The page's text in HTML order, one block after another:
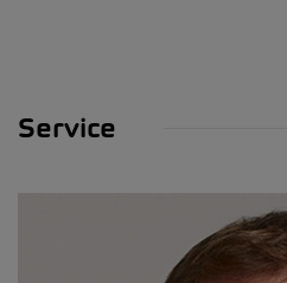
Service